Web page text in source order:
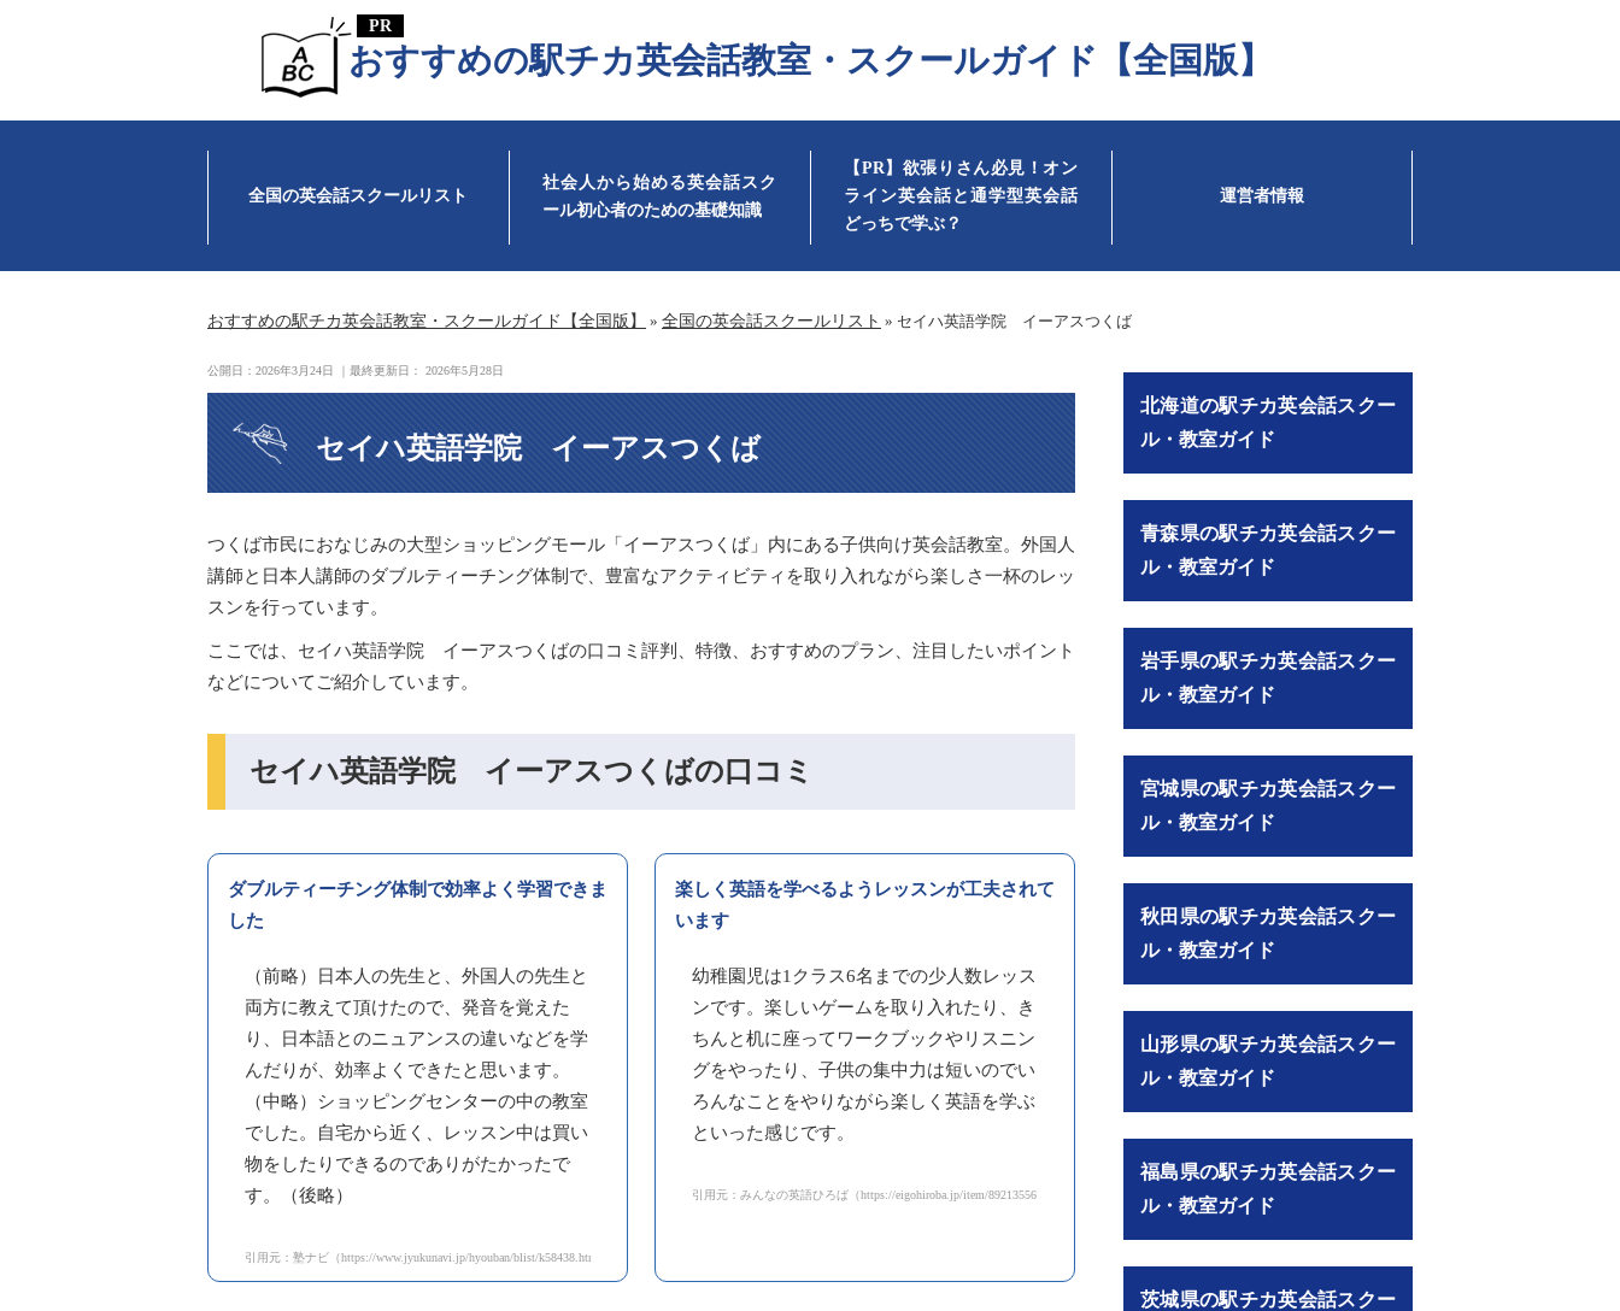
おすすめの駅チカ英会話教室・スクールガイド【全国版】
全国の英会話スクールリスト
社会人から始める英会話スク
ール初心者のための基礎知識
【PR】欲張りさん必見！オン
ライン英会話と通学型英会話
どっちで学ぶ？
運営者情報
おすすめの駅チカ英会話教室・スクールガイド【全国版】 » 全国の英会話スクールリスト » セイハ英語学院 イーアスつくば
公開日： 2026年3月24日 ｜最終更新日： 2026年5月28日
セイハ英語学院 イーアスつくば
つくば市民におなじみの大型ショッピングモール「イーアスつくば」内にある子供向け英会話教室。外国人
講師と日本人講師のダブルティーチング体制で、豊富なアクティビティを取り入れながら楽しさ一杯のレッ
スンを行っています。
ここでは、セイハ英語学院 イーアスつくばの口コミ評判、特徴、おすすめのプラン、注目したいポイント
などについてご紹介しています。
セイハ英語学院 イーアスつくばの口コミ
ダブルティーチング体制で効率よく学習できま
した
（前略）日本人の先生と、外国人の先生と
両方に教えて頂けたので、発音を覚えた
り、日本語とのニュアンスの違いなどを学
んだりが、効率よくできたと思います。
（中略）ショッピングセンターの中の教室
でした。自宅から近く、レッスン中は買い
物をしたりできるのでありがたかったで
す。（後略）
引用元：塾ナビ（https://www.jyukunavi.jp/hyouban/blist/k58438.html）
楽しく英語を学べるようレッスンが工夫されて
います
幼稚園児は1クラス6名までの少人数レッス
ンです。楽しいゲームを取り入れたり、き
ちんと机に座ってワークブックやリスニン
グをやったり、子供の集中力は短いのでい
ろんなことをやりながら楽しく英語を学ぶ
といった感じです。
引用元：みんなの英語ひろば（https://eigohiroba.jp/item/89213556）
北海道の駅チカ英会話スクー
ル・教室ガイド
青森県の駅チカ英会話スクー
ル・教室ガイド
岩手県の駅チカ英会話スクー
ル・教室ガイド
宮城県の駅チカ英会話スクー
ル・教室ガイド
秋田県の駅チカ英会話スクー
ル・教室ガイド
山形県の駅チカ英会話スクー
ル・教室ガイド
福島県の駅チカ英会話スクー
ル・教室ガイド
茨城県の駅チカ英会話スクー